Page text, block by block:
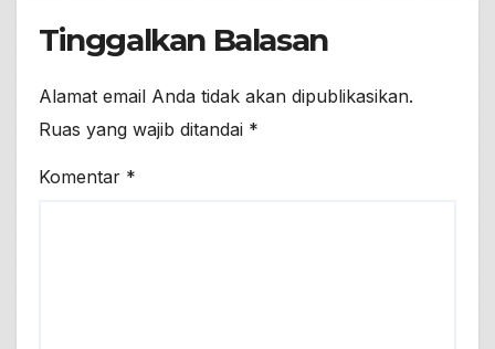
Tinggalkan Balasan
Alamat email Anda tidak akan dipublikasikan.
Ruas yang wajib ditandai *
Komentar *